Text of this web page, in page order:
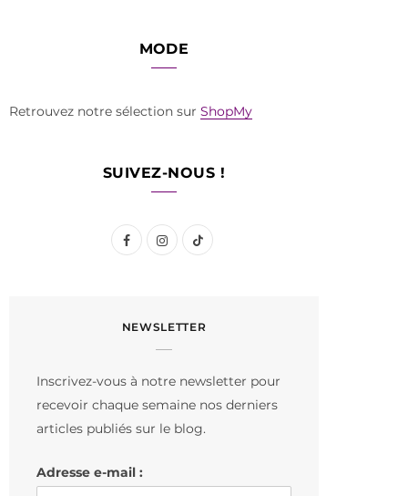
MODE
Retrouvez notre sélection sur ShopMy
SUIVEZ-NOUS !
F
e
o
I
t
r
m
T
T
NEWSLETTER
Inscrivez-vous à notre newsletter pour
recevoir chaque semaine nos derniers
articles publiés sur le blog.
Adresse e-mail :